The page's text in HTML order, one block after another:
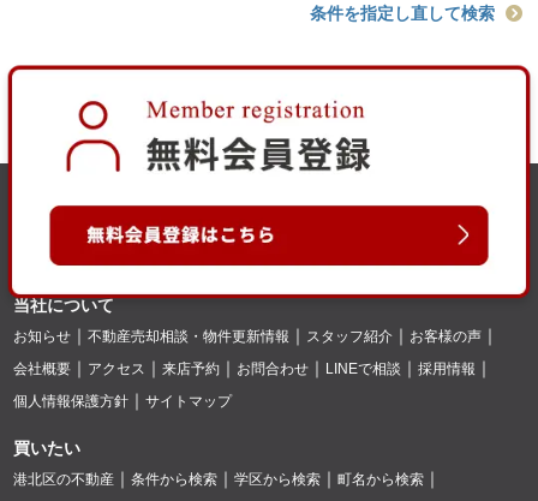
条件を指定し直して検索
当社について
お知らせ 不動産売却相談・物件更新情報 スタッフ紹介
お客様の声
会社概要
アクセス 来店予約 お問合わせ LINEで相談
採用情報
個人情報保護方針
サイトマップ
買いたい
港北区の不動産 条件から検索 学区から検索
町名から検索